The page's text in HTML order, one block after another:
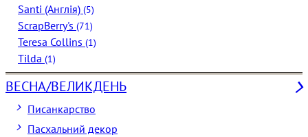
Santi (Англія) (5)
ScrapBerry's (71)
Teresa Collins (1)
Tilda (1)
ВЕСНА/ВЕЛИКДЕНЬ
Писанкарство
Пасхальний декор